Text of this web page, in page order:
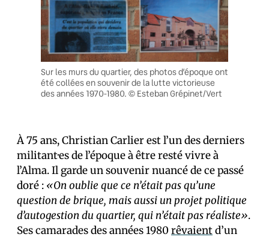
Sur les murs du quartier, des photos d’époque ont
été collées en souvenir de la lutte victorieuse
des années 1970-1980. © Esteban Grépinet/Vert
À 75 ans, Christian Carlier est l’un des derniers
militant·es de l’époque à être resté vivre à
l’Alma. Il garde un souvenir nuancé de ce passé
doré : «On oublie que ce n’était pas qu’une
question de brique, mais aussi un projet politique
d’autogestion du quartier, qui n’était pas réaliste».
Ses camarades des années 1980 rêvaientd’un